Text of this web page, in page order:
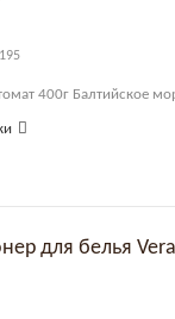
400г Балтийское
для белья